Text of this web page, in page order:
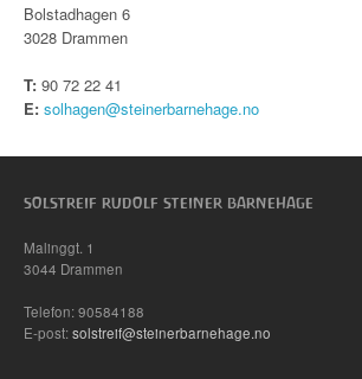
Bolstadhagen 6
3028 Drammen
T:90 72 22 41
E: solhagen@steinerbarnehage.no
SOLSTREIF RUDOLF STEINER BARNEHAGE
Malinggt. 1
3044 Drammen
Telefon: 90584188
E-post:solstreif@steinerbarnehage.no